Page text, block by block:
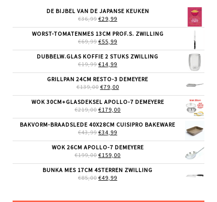
DE BIJBEL VAN DE JAPANSE KEUKEN
€36,99 OORSPRONKELIJKE
WAS:
€36,99.
€29,99
IS:
WORST-TOMATENMES 13CM PROF.S. ZWILLING
€69,99 OORSPRONKELIJKE
WAS:
€69,99.
€55,99
IS:
DUBBELW.GLAS KOFFIE 2 STUKS ZWILLING
€19,99 OORSPRONKELIJKE
WAS:
€19,99.
€14,99
IS:
€14,99.
GRILLPAN 24CM RESTO-3 DEMEYERE
€139,00 OORSPRONKELIJKE
WAS:
€139,00.
€79,00HUIDIGE
IS:
€79,00.
WOK 30CM+GLASDEKSEL APOLLO-7 DEMEYERE
€219,00 OORSPRONKELIJKE
WAS:
€219,00.
€179,00
IS:
BAKVORM-BRAADSLEDE 40X28CM CUISIPRO BAKEWARE
€43,99 OORSPRONKELIJKE
WAS:
€43,99.
€34,99
IS:
€34,99.
WOK 26CM APOLLO-7 DEMEYERE
€199,00 OORSPRONKELIJKE
WAS:
€199,00.
€159,00
IS:
BUNKA MES 17CM 4STERREN ZWILLING
€85,00 OORSPRONKELIJKE
€49,99